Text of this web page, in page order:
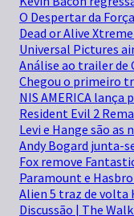
O Despertar da
Dead or Alive
Universal Pictures
Análise ao trailer de
Chegou o primeiro
NIS AMERICA
Resident Evil 2
Levi e Hange são
Andy Bogard junta-
Fox remove
Paramount e
Alien 5 traz de volta
Discussão | The